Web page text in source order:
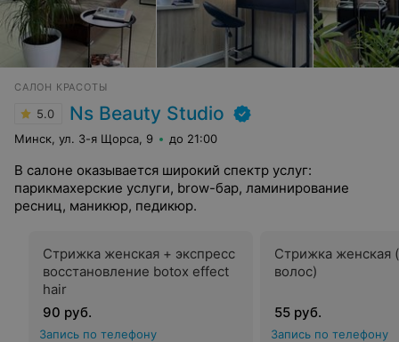
САЛОН КРАСОТЫ
5.0 Ns Beauty Studio
Минск, ул. 3-я Щорса, 9 до 21:00
В салоне оказывается широкий спектр услуг:
парикмахерские услуги, brow-бар, ламинирование
ресниц, маникюр, педикюр.
Стрижка женская + экспресс
восстановление botox effect
hair
90 руб.
Запись по телефону
Стрижка женская
волос)
55 руб.
Запись по телефону